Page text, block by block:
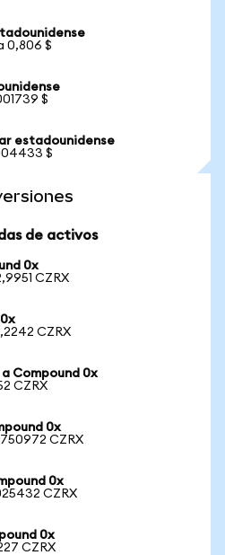
0,806 $
$
estadounidense
$
de activos
0x
CZRX
CZRX
Compound 0x
CZRX
0x
CZRX
0x
CZRX
0x
CZRX